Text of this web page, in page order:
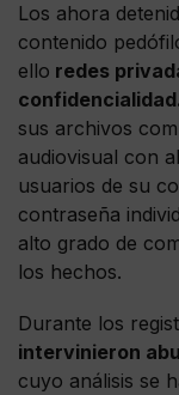
Los ahora
contenido
ello redes
sus archivos
audiovisual con
usuarios de su
contraseña
alto grado de
los hechos.
Durante los
intervinieron
cuyo análisis se